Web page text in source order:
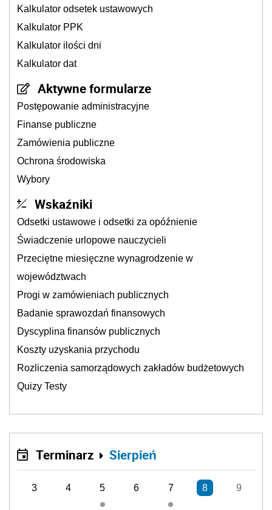
Kalkulator odsetek ustawowych
Kalkulator PPK
Kalkulator ilości dni
Kalkulator dat
Aktywne formularze
Postępowanie administracyjne
Finanse publiczne
Zamówienia publiczne
Ochrona środowiska
Wybory
Wskaźniki
Odsetki ustawowe i odsetki za opóźnienie
Świadczenie urlopowe nauczycieli
Przeciętne miesięczne wynagrodzenie w
województwach
Progi w zamówieniach publicznych
Badanie sprawozdań finansowych
Dyscyplina finansów publicznych
Koszty uzyskania przychodu
Rozliczenia samorządowych zakładów budżetowych
Quizy Testy
Terminarz Sierpień
3 4 5 6 7 8 9